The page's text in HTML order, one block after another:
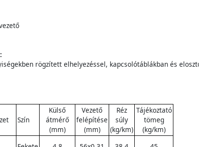
rögzített elhelyezéssel, kapcsolótáblákban és
Szín
Külső
átmérő
(mm)
Vezető
felépítése
(mm)
Réz
súly
(kg/km)
Tájékoztató
tömeg
(kg/km)